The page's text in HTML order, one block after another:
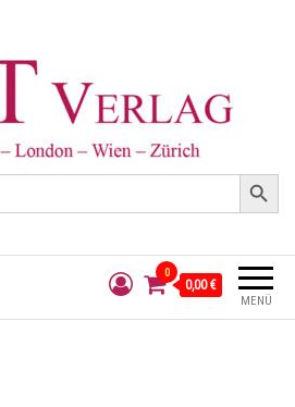
Search Button
MENÜ
0
0,00 €